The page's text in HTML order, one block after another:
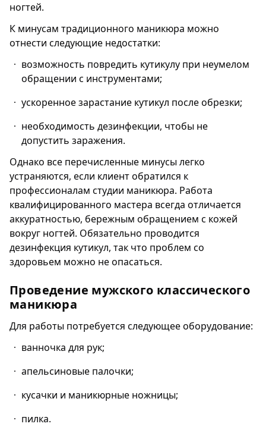
ногтей.
К минусам традиционного маникюра можно
отнести следующие недостатки:
возможность повредить кутикулу при неумелом
обращении с инструментами;
ускоренное зарастание кутикул после обрезки;
необходимость дезинфекции, чтобы не
допустить заражения.
Однако все перечисленные минусы легко
устраняются, если клиент обратился к
профессионалам студии маникюра. Работа
квалифицированного мастера всегда отличается
аккуратностью, бережным обращением с кожей
вокруг ногтей. Обязательно проводится
дезинфекция кутикул, так что проблем со
здоровьем можно не опасаться.
Проведение мужского классического
маникюра
Для работы потребуется следующее оборудование:
ванночка для рук;
апельсиновые палочки;
кусачки и маникюрные ножницы;
пилка.